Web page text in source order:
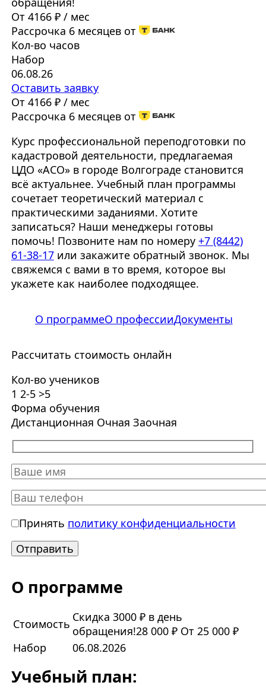
От 4166 ₽ / мес
Рассрочка 6 месяцев от
Кол-во часов
Набор
06.08.26
Оставить заявку
От 4166 ₽ / мес
Рассрочка 6 месяцев от
Курс профессиональной переподготовки по
кадастровой деятельности, предлагаемая
ЦДО «АСО» в городе Волгограде становится
всё актуальнее. Учебный план программы
сочетает теоретический материал с
практическими заданиями. Хотите
записаться? Наши менеджеры готовы
помочь! Позвоните нам по номеру +7 (8442)
61-38-17или закажите обратный звонок. Мы
свяжемся с вами в то время, которое вы
укажете как наиболее подходящее.
О программеО профессииДокументы
Рассчитать стоимость онлайн
Кол-во учеников
1 2-5 >5
Форма обучения
Дистанционная Очная Заочная
Принять политику конфиденциальности
О программе
Стоимость Скидка 3000 ₽ в день
обращения!28 000 ₽ От 25 000 ₽
Набор
06.08.2026
Учебный план: